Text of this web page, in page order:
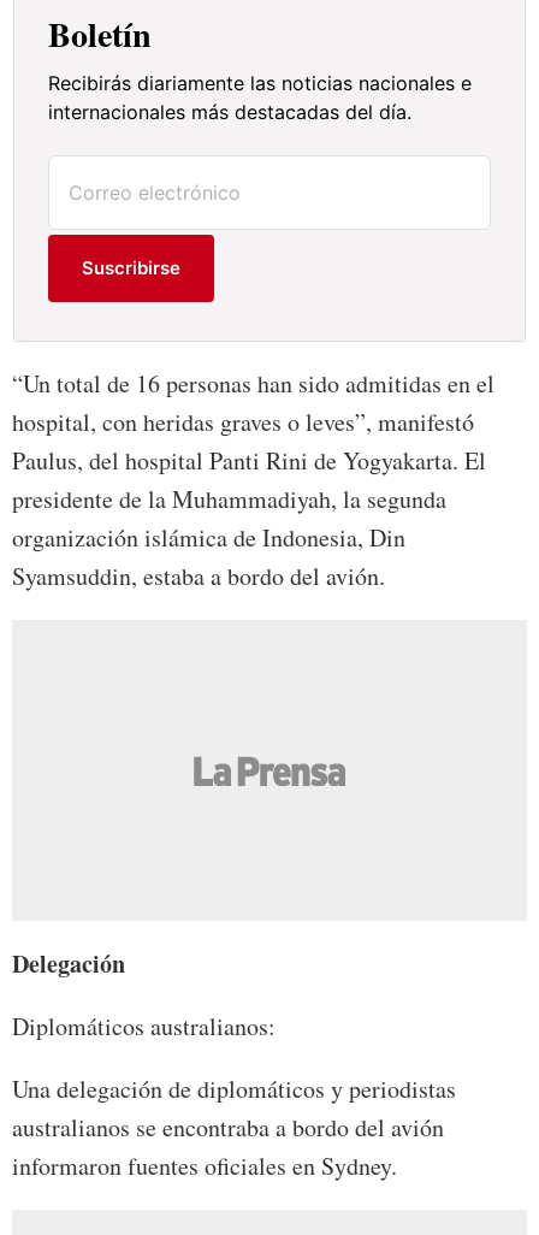
Boletín
Recibirás diariamente las noticias nacionales e
internacionales más destacadas del día.
Suscribirse
“Un total de 16 personas han sido admitidas en el
hospital, con heridas graves o leves”, manifestó
Paulus, del hospital Panti Rini de Yogyakarta. El
presidente de la Muhammadiyah, la segunda
organización islámica de Indonesia, Din
Syamsuddin, estaba a bordo del avión.
Delegación
Diplomáticos australianos:
Una delegación de diplomáticos y periodistas
australianos se encontraba a bordo del avión
informaron fuentes oficiales en Sydney.